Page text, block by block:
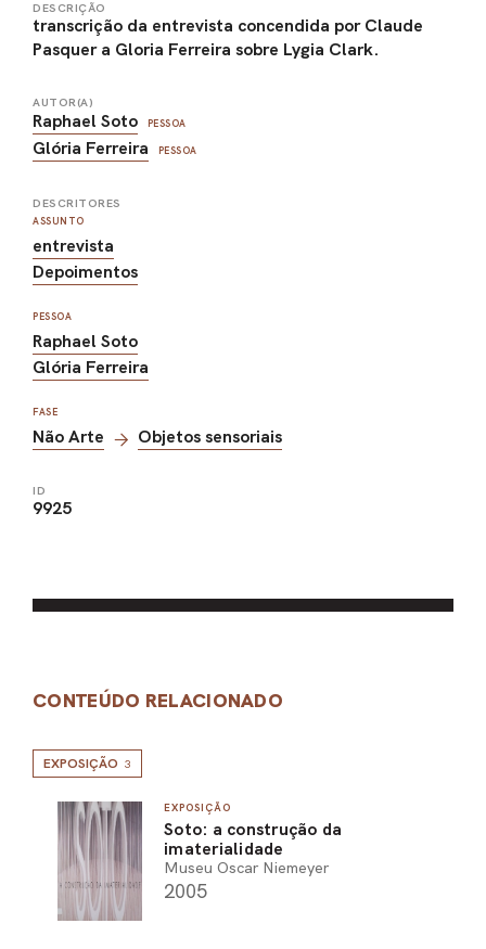
DESCRIÇÃO
transcrição da entrevista concendida por Claude
Pasquer a Gloria Ferreira sobre Lygia Clark.
AUTOR(A)
Raphael Soto PESSOA
Glória Ferreira PESSOA
DESCRITORES
ASSUNTO
entrevista
Depoimentos
PESSOA
Raphael Soto
Glória Ferreira
FASE
Não Arte Objetos sensoriais
ID
9925
CONTEÚDO RELACIONADO
EXPOSIÇÃO 3
EXPOSIÇÃO
Soto: a construção da
imaterialidade
Museu Oscar Niemeyer
2005